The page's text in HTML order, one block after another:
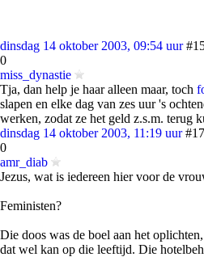
dinsdag 14 oktober 2003, 09:54 uur
0
miss_dynastie
Tja, dan help je haar alleen maar, toch
slapen en elke dag van zes uur 's
werken, zodat ze het geld z.s.m. terug
dinsdag 14 oktober 2003, 11:19 uur #17
0
amr_diab
Jezus, wat is iedereen hier voor de
Feministen?
Die doos was de boel aan het
dat wel kan op die leeftijd. Die